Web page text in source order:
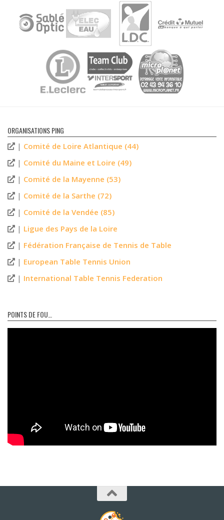
ORGANISATIONS PING
| Comité de Loire Atlantique (44)
| Comité du Maine et Loire (49)
| Comité de la Mayenne (53)
| Comité de la Sarthe (72)
| Comité de la Vendée (85)
| Ligue des Pays de la Loire
| Fédération Française de Tennis de Table
| European Table Tennis Union
| International Table Tennis Federation
POINTS DE FOU…